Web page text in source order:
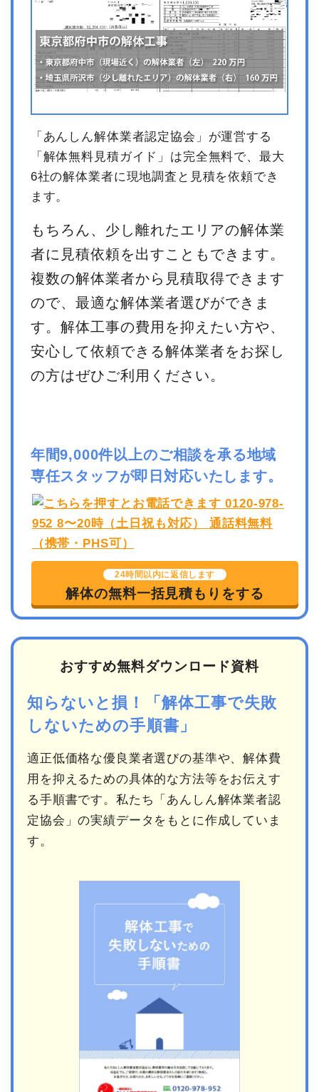
「あんしん解体業者認定協会」が運営する
「解体無料見積ガイド」は完全無料で、最大
6社の解体業者に現地調査と見積を依頼でき
ます。
もちろん、少し離れたエリアの解体業
者に見積依頼を出すこともできます。
複数の解体業者から見積取得できます
ので、最適な解体業者選びができま
す。解体工事の費用を抑えたい方や、
安心して依頼できる解体業者をお探し
の方はぜひご利用ください。
年間9,000件以上のご相談を承る地域
専任スタッフが即日対応いたします。
24時間以内に返信します
解体の無料一括見積もりをする
おすすめ無料ダウンロード資料
知らないと損！「解体工事で失敗
しないための手順書」
適正低価格な優良業者選びの基準や、解体費
用を抑えるための具体的な方法等をお伝えす
る手順書です。私たち「あんしん解体業者認
定協会」の実績データをもとに作成していま
す。